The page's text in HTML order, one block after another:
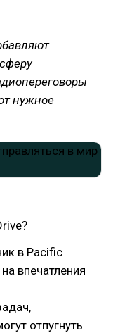
нужное
в Pacific
впечатления
отпугнуть